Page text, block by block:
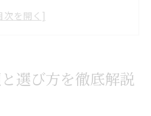
と事前に知るべき注意点
選び方を徹底解説